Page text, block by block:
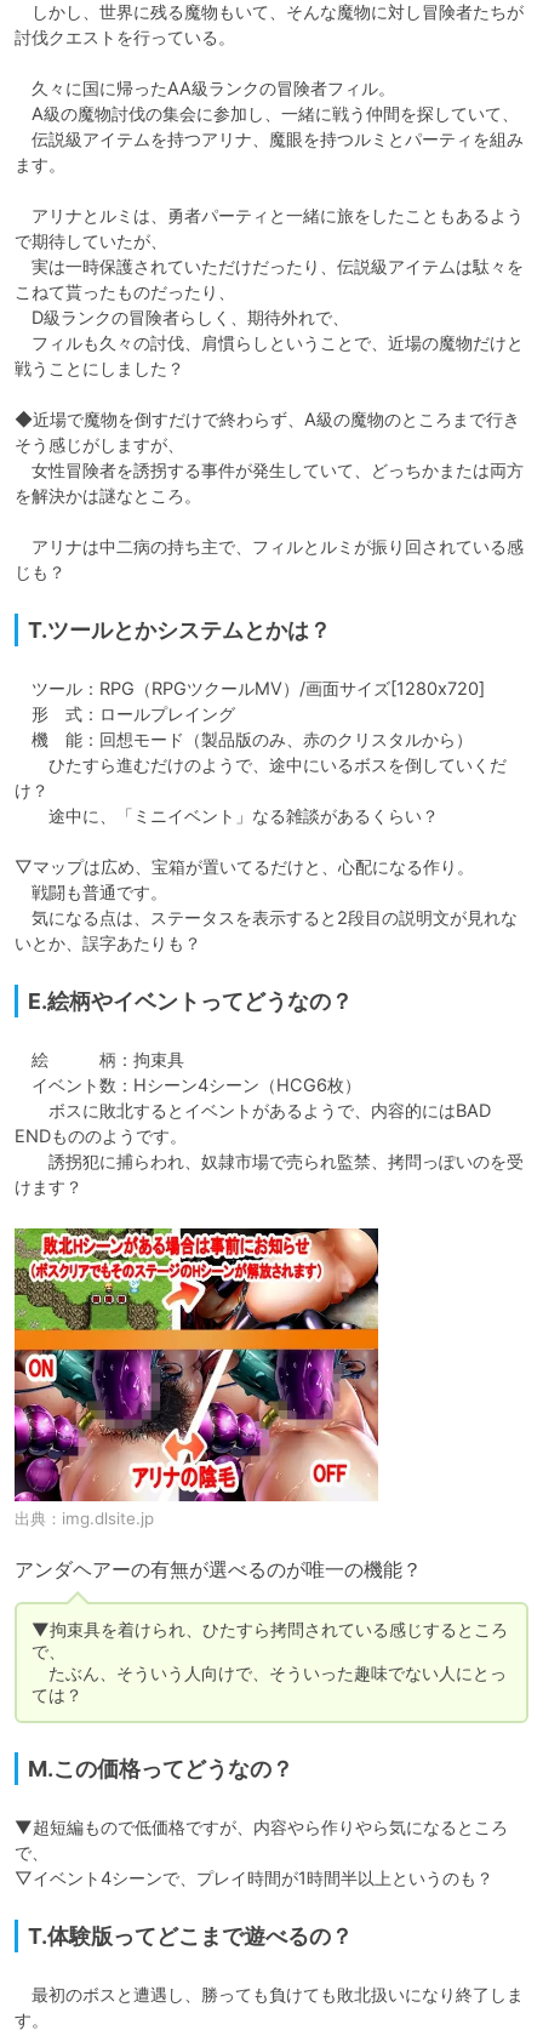
しかし、世界に残る魔物もいて、そんな魔物に対し冒険者たちが
討伐クエストを行っている。
久々に国に帰ったAA級ランクの冒険者フィル。
A級の魔物討伐の集会に参加し、一緒に戦う仲間を探していて、
伝説級アイテムを持つアリナ、魔眼を持つルミとパーティを組み
ます。
アリナとルミは、勇者パーティと一緒に旅をしたこともあるよう
で期待していたが、
実は一時保護されていただけだったり、伝説級アイテムは駄々を
こねて貰ったものだったり、
D級ランクの冒険者らしく、期待外れで、
フィルも久々の討伐、肩慣らしということで、近場の魔物だけと
戦うことにしました？
◆近場で魔物を倒すだけで終わらず、A級の魔物のところまで行き
そう感じがしますが、
女性冒険者を誘拐する事件が発生していて、どっちかまたは両方
を解決かは謎なところ。
アリナは中二病の持ち主で、フィルとルミが振り回されている感
じも？
T.ツールとかシステムとかは？
ツール：RPG（RPGツクールMV）/画面サイズ[1280x720]
形　式：ロールプレイング
機　能：回想モード（製品版のみ、赤のクリスタルから）
ひたすら進むだけのようで、途中にいるボスを倒していくだ
け？
途中に、「ミニイベント」なる雑談があるくらい？
▽マップは広め、宝箱が置いてるだけと、心配になる作り。
戦闘も普通です。
気になる点は、ステータスを表示すると2段目の説明文が見れな
いとか、誤字あたりも？
E.絵柄やイベントってどうなの？
絵　　　柄：拘束具
イベント数：Hシーン4シーン（HCG6枚）
ボスに敗北するとイベントがあるようで、内容的にはBAD
ENDもののようです。
誘拐犯に捕らわれ、奴隷市場で売られ監禁、拷問っぽいのを受
けます？
出典： img.dlsite.jp
アンダヘアーの有無が選べるのが唯一の機能？
▼拘束具を着けられ、ひたすら拷問されている感じするところ
で、
たぶん、そういう人向けで、そういった趣味でない人にとっ
ては？
M.この価格ってどうなの？
▼超短編もので低価格ですが、内容やら作りやら気になるところ
で、
▽イベント4シーンで、プレイ時間が1時間半以上というのも？
T.体験版ってどこまで遊べるの？
最初のボスと遭遇し、勝っても負けても敗北扱いになり終了しま
す。